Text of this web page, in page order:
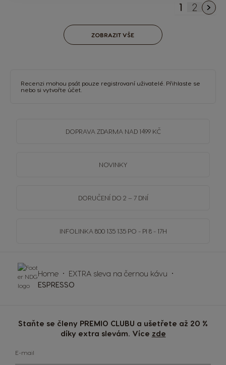
Právě si
1 Stránka
2
ZOBRAZIT VŠE
Recenzi mohou psát pouze registrovaní uživatelé. Přihlaste se
nebo si vytvořte účet
DOPRAVA ZDARMA NAD 1499 KČ
NOVINKY
DORUČENÍ DO 2 – 7 DNÍ
INFOLINKA 800 135 135 PO - PI 8 - 17H
Staňte se členy PREMIO CLUBU a ušetřete až 20 %
díky extra slevám. Více zde
E-mail
Home
EXTRA sleva na černou kávu
ESPRESSO